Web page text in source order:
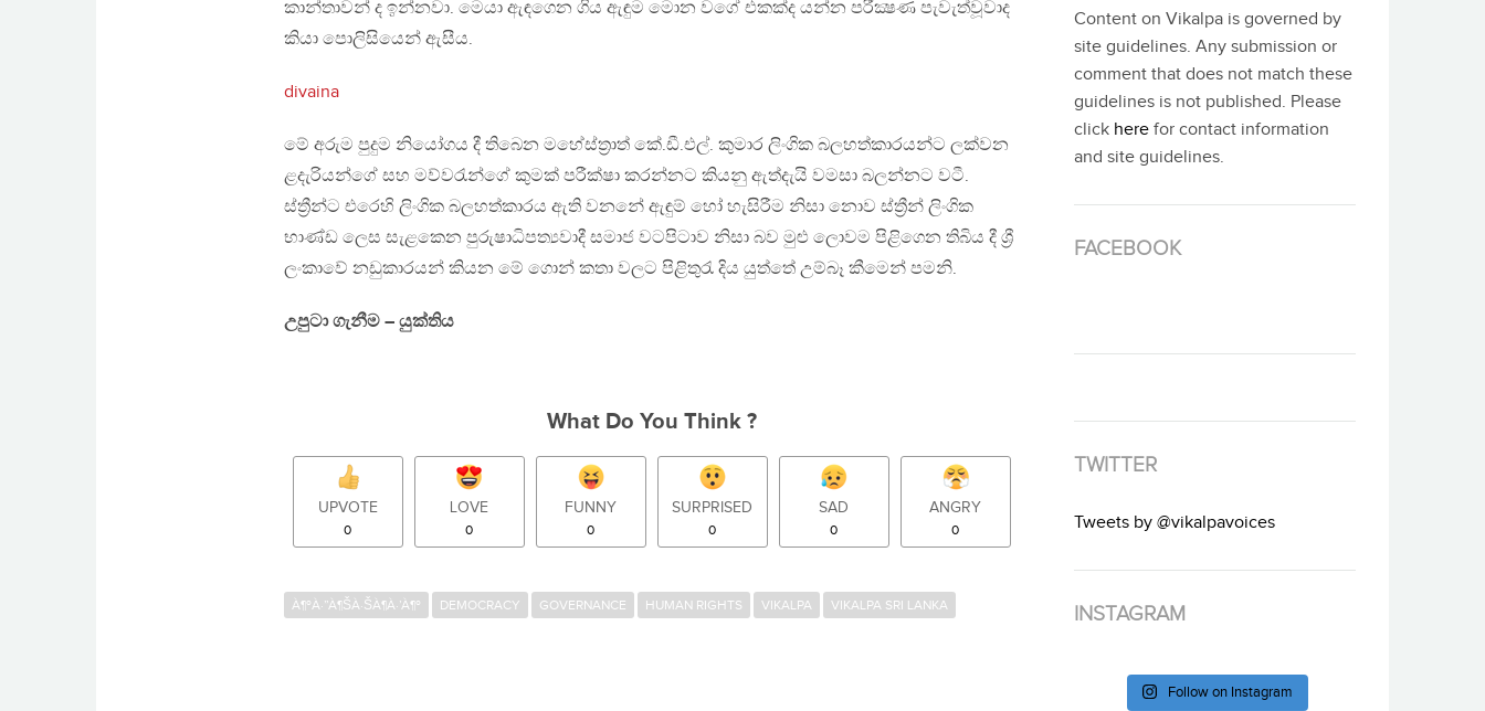
කාන්තාවන් ද ඉන්නවා. මෙයා ඇඳගෙන ගිය ඇඳුම මොන වගේ එකක්‌ද යන්න පරීක්‍ෂණ පැවැත්වූවාද
කියා පොලිසියෙන් ඇසීය.
divaina
මේ අරුම පුදුම නියෝගය දී තිබෙන මහේස්ත්‍රාත් කේ.ඩී.එල්. කුමාර ලිංගික බලහත්කාරයන්ට ලක්වන
ළදැරියන්ගේ සහ මව්වරැන්ගේ කුමක් පරීක්ෂා කරන්නට කියනු ඇත්දැයි වමසා බලන්නට වටී.
ස්ත්‍රීන්ට එරෙහි ලිංගික බලහත්කාරය ඇති වනනේ ඇඳුම් හෝ හැසිරීම නිසා නොව ස්ත්‍රීන් ලිංගික
භාණ්ඩ ලෙස සැළකෙන පුරුෂාධිපත්‍යවාදී සමාජ වටපිටාව නිසා බව මුළු ලොවම පිළිගෙන තිබිය දී ශ්‍රී
ලංකාවේ නඩුකාරයන් කියන මේ ගොන් කතා වලට පිළිතුරැ දිය යුත්තේ උම්බෑ කීමෙන් පමනි.
උපුටා ගැනීම – යුක්තිය
What Do You Think ?
UPVOTE
0
LOVE
0
FUNNY
0
SURPRISED
0
SAD
0
ANGRY
0
À¶ºÀ·”À¶ŠÀ·ŠÀ¶­À·’À¶º DEMOCRACY GOVERNANCE HUMAN RIGHTS VIKALPA VIKALPA SRI LANKA
Content on Vikalpa is governed by
site guidelines. Any submission or
comment that does not match these
guidelines is not published. Please
click here for contact information
and site guidelines.
FACEBOOK
TWITTER
Tweets by @vikalpavoices
INSTAGRAM
Follow on Instagram